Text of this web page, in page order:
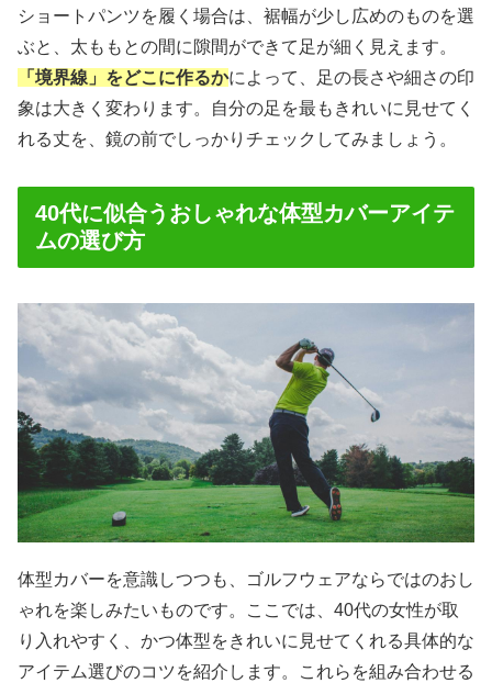
ショートパンツを履く場合は、裾幅が少し広めのものを選
ぶと、太ももとの間に隙間ができて足が細く見えます。
「境界線」をどこに作るかによって、足の長さや細さの印
象は大きく変わります。自分の足を最もきれいに見せてく
れる丈を、鏡の前でしっかりチェックしてみましょう。
40代に似合うおしゃれな体型カバーアイテ
ムの選び方
体型カバーを意識しつつも、ゴルフウェアならではのおし
ゃれを楽しみたいものです。ここでは、40代の女性が取
り入れやすく、かつ体型をきれいに見せてくれる具体的な
アイテム選びのコツを紹介します。これらを組み合わせる